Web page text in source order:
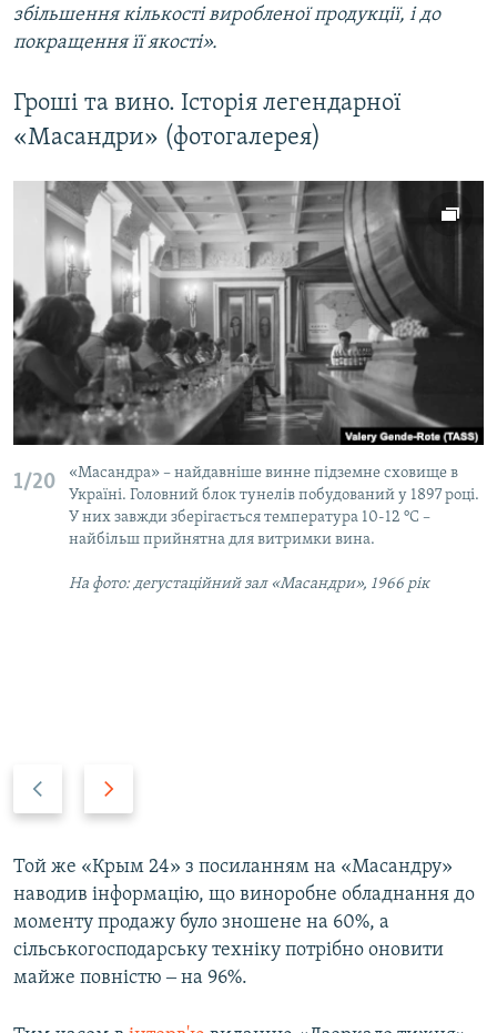
збільшення кількості виробленої продукції, і до
покращення її якості».
Гроші та вино. Історія легендарної
«Масандри» (фотогалерея)
1/20
«Масандра» – найдавніше винне підземне сховище в
Україні. Головний блок тунелів побудований у 1897 році.
У них завжди зберігається температура 10-12 °C –
найбільш прийнятна для витримки вина.
На фото: дегустаційний зал «Масандри», 1966 рік
v
i
o
u
s
l
t
s
l
i
d
Той же «Крым 24» з посиланням на «Масандру»
наводив інформацію, що виноробне обладнання до
моменту продажу було зношене на 60%, а
сільськогосподарську техніку потрібно оновити
майже повністю ‒ на 96%.